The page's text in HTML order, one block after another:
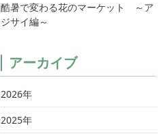
酷暑で変わる花のマーケット ～ア
ジサイ編～
アーカイブ
2026年
2025年